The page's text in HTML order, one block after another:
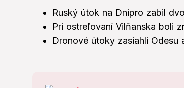
Ruský útok na Dnipro zabil
Pri ostreľovaní Vilňanska boli
Dronové útoky zasiahli